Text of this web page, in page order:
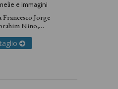
e immagini
Francesco Jorge
Nino,